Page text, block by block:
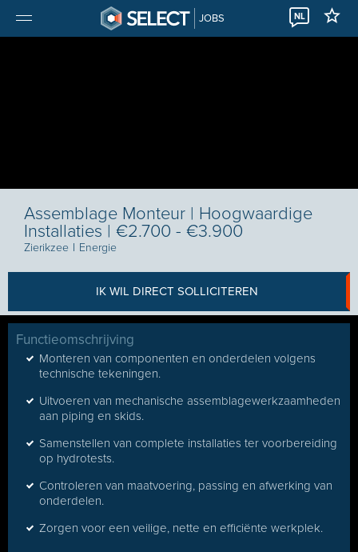
JOBS NL
Assemblage Monteur | Hoogwaardige
Installaties | €2.700 - €3.900
Zierikzee I Energie
IK WIL DIRECT SOLLICITEREN
Functieomschrijving
Monteren van componenten en onderdelen volgens
technische tekeningen.
Uitvoeren van mechanische assemblagewerkzaamheden
aan piping en skids.
Samenstellen van complete installaties ter voorbereiding
op hydrotests.
Controleren van maatvoering, passing en afwerking van
onderdelen.
Zorgen voor een veilige, nette en efficiënte werkplek.